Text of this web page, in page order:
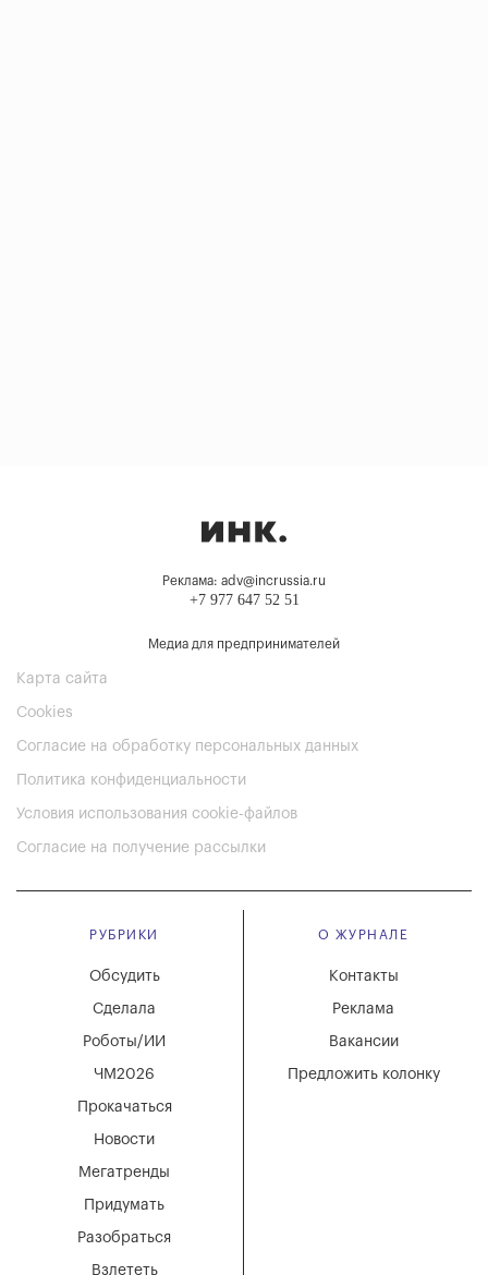
Реклама: adv@incrussia.ru
+7 977 647 52 51
Медиа для предпринимателей
Карта сайта
Cookies
Согласие на обработку персональных данных
Политика конфиденциальности
Условия использования cookie-файлов
Согласие на получение рассылки
РУБРИКИ
Мегатренды
Придумать
Разобраться
Взлететь
Новости
Обсудить
Сделала
Роботы/ИИ
ЧМ2026
Прокачаться
О ЖУРНАЛЕ
Вакансии
Реклама
Контакты
Предложить колонку